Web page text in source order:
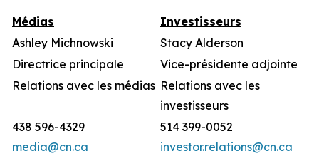
Médias
Investisseurs
Ashley Michnowski
Stacy Alderson
Directrice principale
Vice-présidente adjointe
Relations avec les médias Relations avec les
investisseurs
438 596-4329
media@cn.ca
514 399-0052
investor.relations@cn.ca